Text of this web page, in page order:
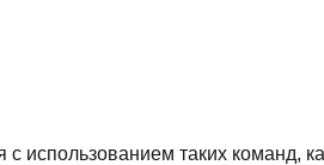
использованием таких команд,